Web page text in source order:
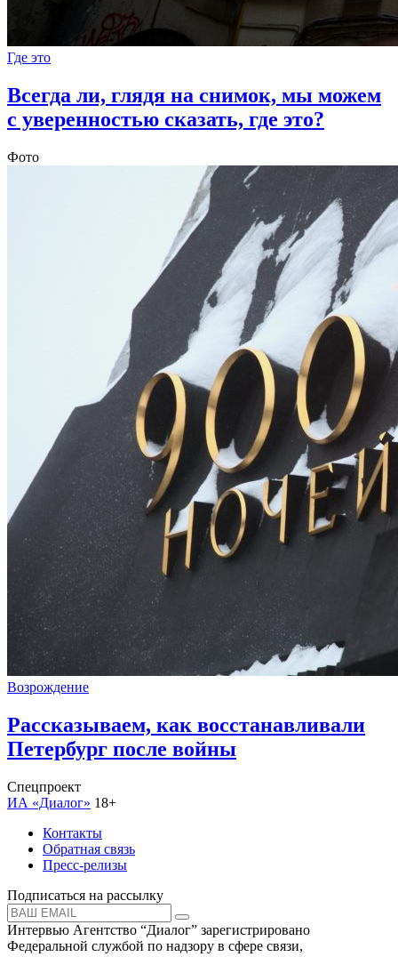
Где это
Всегда ли, глядя на снимок, мы можем
с уверенностью сказать, где это?
Фото
Возрождение
Рассказываем, как восстанавливали
Петербург после войны
Спецпроект
ИА «Диалог» 18+
Контакты
Обратная связь
Пресс-релизы
Подписаться на рассылку
Интервью Агентство “Диалог” зарегистрировано
Федеральной службой по надзору в сфере связи,